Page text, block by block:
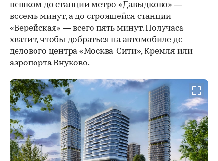
пешком до станции метро «Давыдково» —
восемь минут, а до строящейся станции
«Верейская» — всего пять минут. Получаса
хватит, чтобы добраться на автомобиле до
делового центра «Москва-Сити», Кремля или
аэропорта Внуково.